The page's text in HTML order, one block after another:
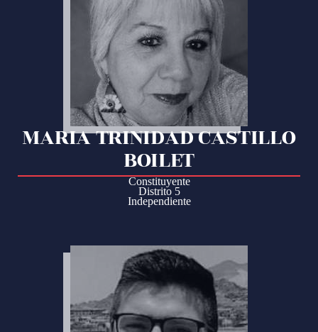
MARIA TRINIDAD CASTILLO
BOILET
Constituyente
Distrito 5
Independiente